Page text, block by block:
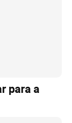
para a